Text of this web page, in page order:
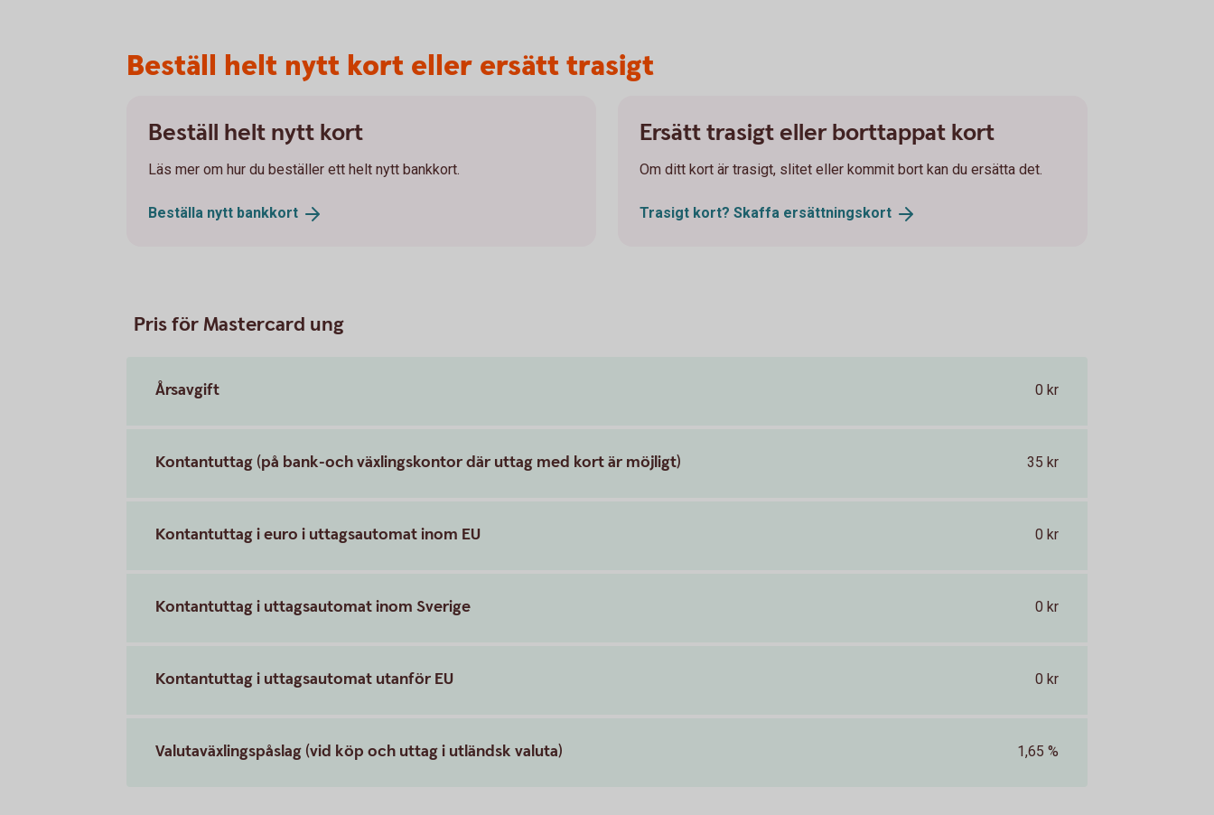
Beställ helt nytt kort eller ersätt trasigt
Beställ helt nytt kort
Läs mer om hur du beställer ett helt nytt bankkort.
Beställa nytt bankkort
Ersätt trasigt eller borttappat kort
Om ditt kort är trasigt, slitet eller kommit bort kan du ersätta det.
Trasigt kort? Skaffa ersättningskort
Pris för Mastercard ung
Årsavgift 0 kr
Kontantuttag (på bank-och växlingskontor där uttag med kort är möjligt) 35 kr
Kontantuttag i euro i uttagsautomat inom EU 0 kr
Kontantuttag i uttagsautomat inom Sverige 0 kr
Kontantuttag i uttagsautomat utanför EU 0 kr
Valutaväxlingspåslag (vid köp och uttag i utländsk valuta) 1,65 %